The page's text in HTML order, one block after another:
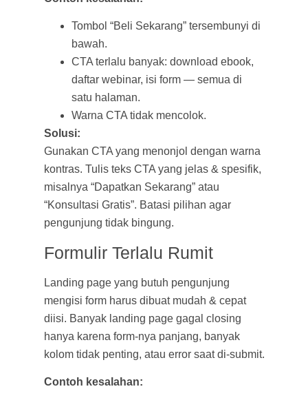
Tombol “Beli Sekarang” tersembunyi di
bawah.
CTA terlalu banyak: download ebook,
daftar webinar, isi form — semua di
satu halaman.
Warna CTA tidak mencolok.
Solusi:
Gunakan CTA yang menonjol dengan warna
kontras. Tulis teks CTA yang jelas & spesifik,
misalnya “Dapatkan Sekarang” atau
“Konsultasi Gratis”. Batasi pilihan agar
pengunjung tidak bingung.
Formulir Terlalu Rumit
Landing page yang butuh pengunjung
mengisi form harus dibuat mudah & cepat
diisi. Banyak landing page gagal closing
hanya karena form-nya panjang, banyak
kolom tidak penting, atau error saat di-submit.
Contoh kesalahan: